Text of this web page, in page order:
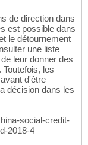
de direction dans
est possible dans
le détournement
une liste
leur donner des
les
d'être
décision dans les
social-credit-
2018-4